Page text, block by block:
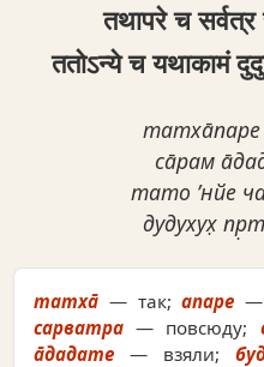
तथापरे च सर्वत्र
ततोऽन्ये च यथाकामं
татха̄паре
са̄рам
тато ’нйе
дудухух̣
татха̄ — так;апаре —
сарватра — повсюду;
а̄дадате — взяли;